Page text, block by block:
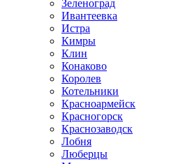
Зеленоград
Ивантеевка
Истра
Кимры
Клин
Конаково
Королев
Котельники
Красноармейск
Красногорск
Краснозаводск
Лобня
Люберцы